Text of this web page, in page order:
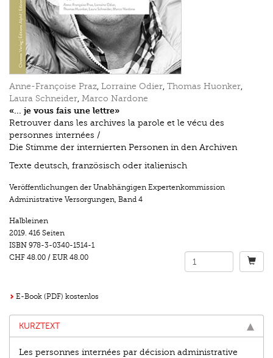
Anne-Françoise Praz, Lorraine Odier, Thomas Huonker,
Laura Schneider, Marco Nardone
«... je vous fais une lettre»
Retrouver dans les archives la parole et le vécu des
personnes internées /
Die Stimme der internierten Personen in den Archiven
Texte deutsch, französisch oder italienisch
Veröffentlichungen der Unabhängigen Expertenkommission
Administrative Versorgungen, Band 4
Halbleinen
2019. 416 Seiten
ISBN 978-3-0340-1514-1
CHF 48.00 / EUR 48.00
E-Book (PDF) kostenlos
KURZTEXT
Les personnes internées par décision administrative